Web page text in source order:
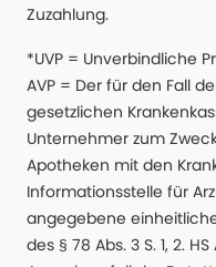
Zuzahlung.
*UVP = Unverbindliche
AVP = Der für den Fall
gesetzlichen
Unternehmer zum
Apotheken mit den
Informationsstelle für
angegebene
des § 78 Abs. 3 S. 1, 2.